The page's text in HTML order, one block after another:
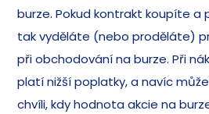
burze. Pokud kontrakt koupíte a
tak vyděláte (nebo proděláte)
při obchodování na burze. Při
platí nižší poplatky, a navíc
chvíli, kdy hodnota akcie na